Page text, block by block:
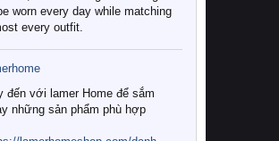
worn every day while matching
every outfit.
đến với lamer Home để sắm
những sản phẩm phù hợp